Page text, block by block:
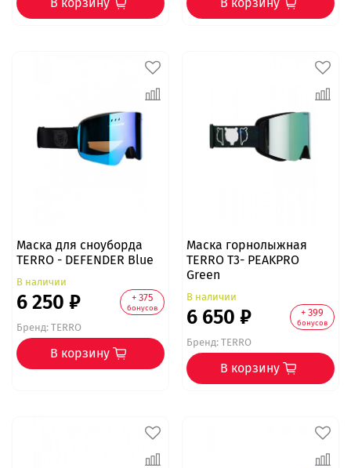
В корзину В корзину
Маска для сноуборда
TERRO - DEFENDER Blue
В наличии
6 250 ₽ + 375
бонусов
Бренд:TERRO
В корзину
Маска горнолыжная
TERRO T3- PEAKPRO
Green
В наличии
6 650 ₽ + 399
бонусов
Бренд:TERRO
В корзину